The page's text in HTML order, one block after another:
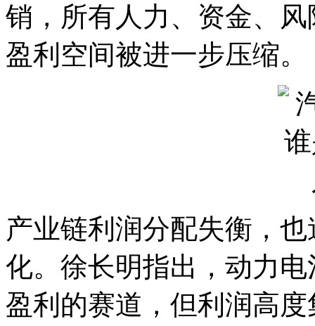
销，所有人力、资金、
盈利空间被进一步压缩。
产业链利润分配失衡，
化。徐长明指出，动力
盈利的赛道，但利润高